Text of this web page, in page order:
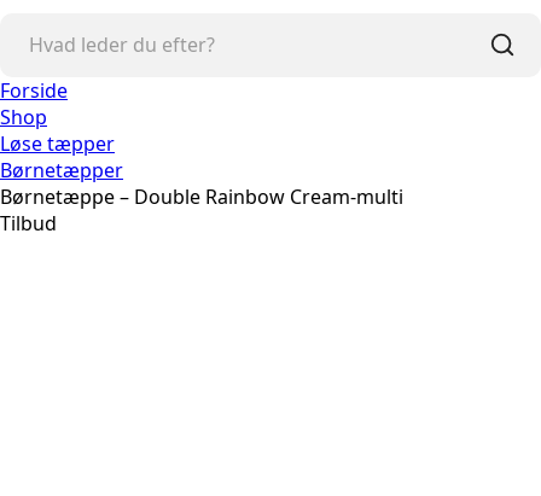
Forside
Shop
Løse tæpper
Børnetæpper
Børnetæppe – Double Rainbow Cream-multi
Tilbud